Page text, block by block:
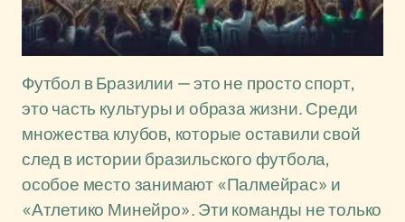
Футбол в Бразилии — это не просто спорт,
это часть культуры и образа жизни. Среди
множества клубов, которые оставили свой
след в истории бразильского футбола,
особое место занимают «Палмейрас» и
«Атлетико Минейро». Эти команды не только